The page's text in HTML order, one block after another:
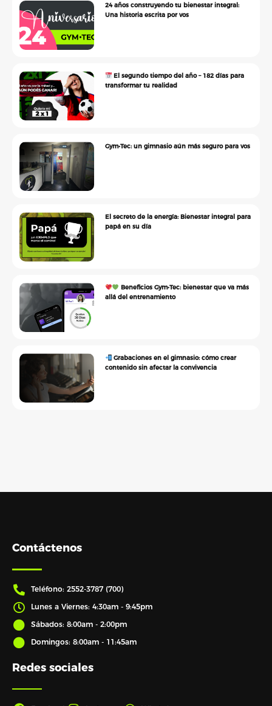
24 años construyendo tu bienestar integral:
Una historia escrita por vos
El segundo tiempo del año – 182 días para
transformar tu realidad
Gym•Tec: un gimnasio aún más seguro para vos
El secreto de la energía: Bienestar integral para
papá en su día
Beneficios Gym•Tec: bienestar que va más
allá del entrenamiento
Grabaciones en el gimnasio: cómo crear
contenido sin afectar la convivencia
Contáctenos
Teléfono: 2552-3787 (700)
Lunes a Viernes: 4:30am - 9:45pm
Sábados: 8:00am - 2:00pm
Domingos: 8:00am - 11:45am
Redes sociales